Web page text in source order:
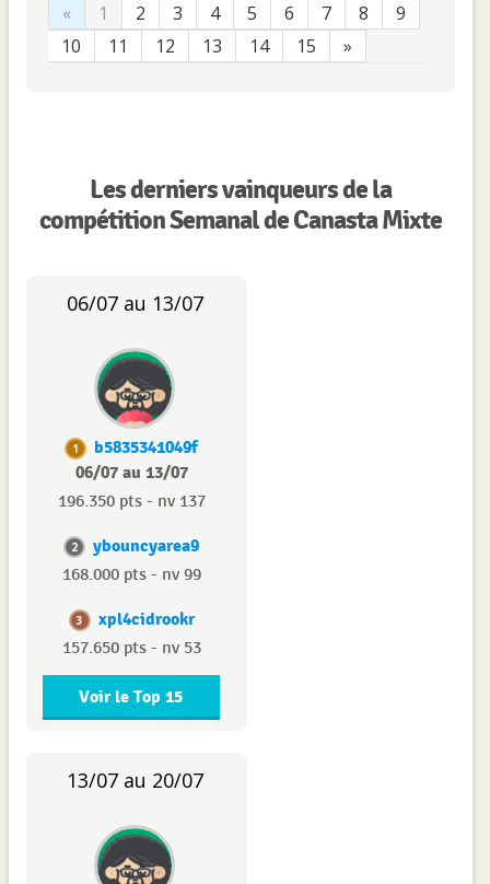
« 1 2 3 4 5 6 7 8
9
10
11 12 13 14 15 »
Les derniers vainqueurs de la
compétition Semanal de Canasta Mixte
06/07 au 13/07
1
b5835341049f
06/07 au 13/07
196.350 pts - nv 137
2 ybouncyarea9
168.000 pts - nv 99
3 xpl4cidrookr
157.650 pts - nv 53
Voir le Top 15
13/07 au 20/07